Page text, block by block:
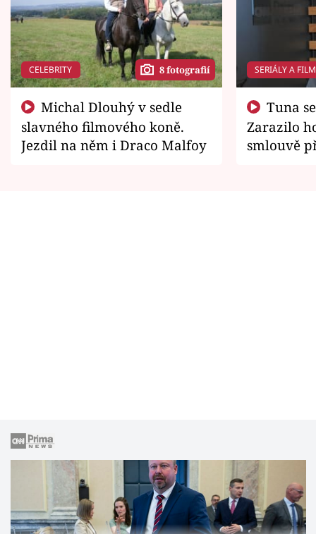
CELEBRITY 8 fotografií
slavného filmového koně.
Jezdil na něm i Draco Malfoy
SERIÁLY A
Zarazilo
smlouvě